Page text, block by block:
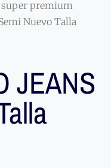
super premium
Nuevo Talla
JEANS